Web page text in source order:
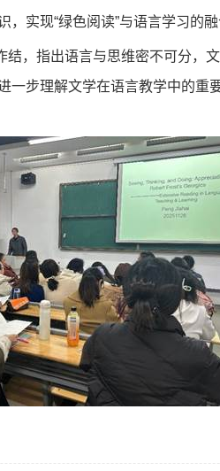
实现“绿色阅读”与语言学习的融
，指出语言与思维密不可分，
步理解文学在语言教学中的重